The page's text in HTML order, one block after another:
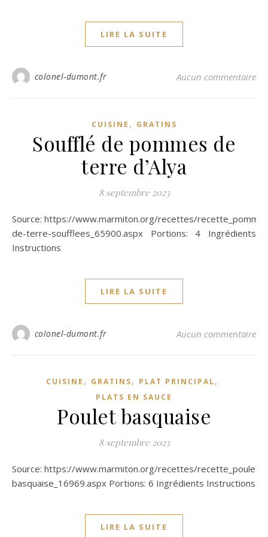
LIRE LA SUITE
colonel-dumont.fr Aucun commentaire
CUISINE , GRATINS
Soufflé de pommes de
terre d’Alya
8 septembre 2023
Source: https://www.marmiton.org/recettes/recette_pommes-
de-terre-soufflees_65900.aspx Portions: 4 Ingrédients
Instructions
LIRE LA SUITE
colonel-dumont.fr Aucun commentaire
CUISINE , GRATINS, PLAT PRINCIPAL,
PLATS EN SAUCE
Poulet basquaise
8 septembre 2023
Source: https://www.marmiton.org/recettes/recette_poulet-
basquaise_16969.aspx Portions: 6 Ingrédients Instructions
LIRE LA SUITE